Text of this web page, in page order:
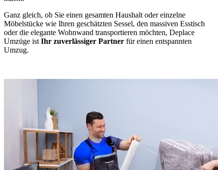
Ganz gleich, ob Sie einen gesamten Haushalt oder einzelne
Möbelstücke wie Ihren geschätzten Sessel, den massiven Esstisch
oder die elegante Wohnwand transportieren möchten, Deplace
Umzüge ist Ihr zuverlässiger Partner für einen entspannten
Umzug.